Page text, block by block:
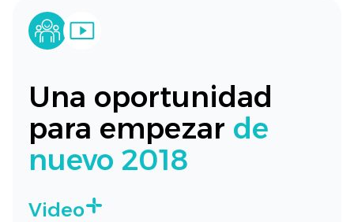
Una oportunidad
para empezar de
nuevo 2018
Video